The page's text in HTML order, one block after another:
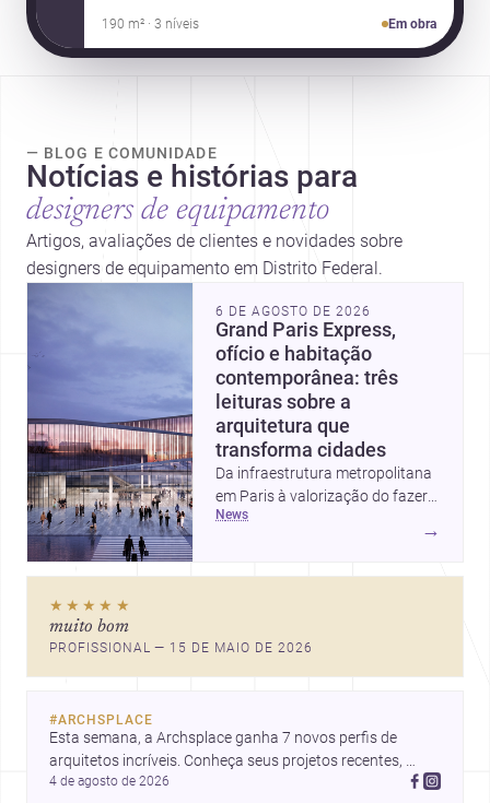
190 m² · 3 níveis Em obra
— BLOG E COMUNIDADE
Notícias e histórias para
designers de equipamento
Artigos, avaliações de clientes e novidades sobre
designers de equipamento em Distrito Federal.
6 DE AGOSTO DE 2026
Grand Paris Express,
ofício e habitação
contemporânea: três
leituras sobre a
arquitetura que
transforma cidades
Da infraestrutura metropolitana
em Paris à valorização do fazer
artesanal e à casa elevada da
inspirador para profissionais que
pensam cidade, construção e
news
→
★★★★★
muito bom
PROFISSIONAL — 15 DE MAIO DE 2026
#ARCHSPLACE
Esta semana, a Archsplace ganha 7 novos perfis de
arquitetos incríveis. Conheça seus projetos recentes,
inspire-se com seus trabalhos e descubra talentos que
4 de agosto de 2026